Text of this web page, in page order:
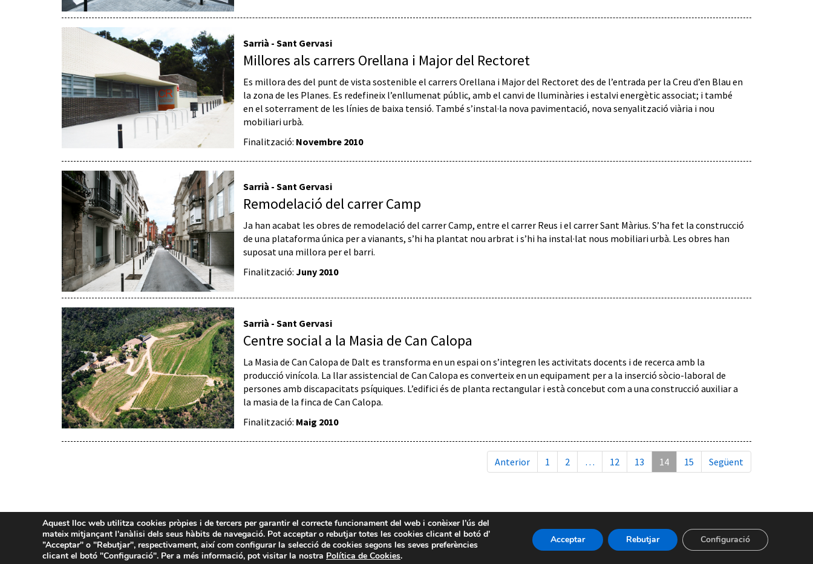
Sarrià - Sant Gervasi
Millores als carrers Orellana i Major del Rectoret
Es millora des del punt de vista sostenible el carrers Orellana i Major del Rectoret des de l’entrada per la Creu d’en Blau en
la zona de les Planes. Es redefineix l’enllumenat públic, amb el canvi de lluminàries i estalvi energètic associat; i també
en el soterrament de les línies de baixa tensió. També s’instal·la nova pavimentació, nova senyalització viària i nou
mobiliari urbà.
Finalització: Novembre 2010
Sarrià - Sant Gervasi
Remodelació del carrer Camp
Ja han acabat les obres de remodelació del carrer Camp, entre el carrer Reus i el carrer Sant Màrius. S’ha fet la construcció
de una plataforma única per a vianants, s’hi ha plantat nou arbrat i s’hi ha instal·lat nous mobiliari urbà. Les obres han
suposat una millora per el barri.
Finalització: Juny 2010
Sarrià - Sant Gervasi
Centre social a la Masia de Can Calopa
La Masia de Can Calopa de Dalt es transforma en un espai on s’integren les activitats docents i de recerca amb la
producció vinícola. La llar assistencial de Can Calopa es converteix en un equipament per a la inserció sòcio-laboral de
persones amb discapacitats psíquiques. L’edifici és de planta rectangular i està concebut com a una construcció auxiliar a
la masia de la finca de Can Calopa.
Finalització: Maig 2010
Anterior 1 2 … 12 13 14 15 Següent
Aquest lloc web utilitza cookies pròpies i de tercers per garantir el correcte funcionament del web i conèixer l’ús del
mateix mitjançant l'anàlisi dels seus hàbits de navegació. Pot acceptar o rebutjar totes les cookies clicant el botó d’
”Acceptar" o "Rebutjar", respectivament, així com configurar la selecció de cookies segons les seves preferències
clicant el botó "Configuració". Per a més informació, pot visitar la nostra Política de Cookies.
Acceptar Rebutjar Configuració